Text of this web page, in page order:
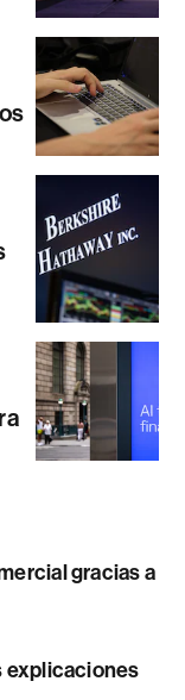
gracias a
explicaciones